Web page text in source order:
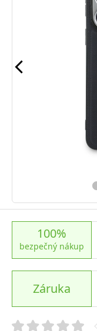
100%
bezpečný nákup
Záruka